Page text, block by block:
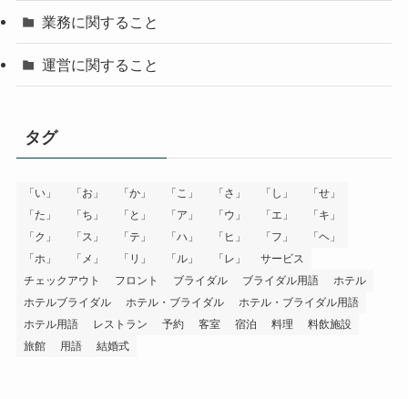
業務に関すること
運営に関すること
タグ
「い」 「お」 「か」 「こ」 「さ」 「し」
「せ」
「た」
「ち」 「と」 「ア」 「ウ」 「エ」
「キ」
「ク」
「ス」 「テ」 「ハ」 「ヒ」 「フ」
「ヘ」
「ホ」
「メ」 「リ」 「ル」 「レ」
サービス
チェックアウト
フロント ブライダル ブライダル用語
ホテル
ホテルブライダル
ホテル・ブライダル
ホテル・ブライダル用語
ホテル用語
レストラン 予約 客室 宿泊 料理
料飲施設
旅館
用語 結婚式